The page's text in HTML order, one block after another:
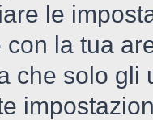
le
la tua
che solo